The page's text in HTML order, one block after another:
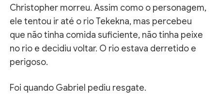
Christopher morreu. Assim como o personagem,
ele tentou ir até o rio Tekekna, mas percebeu
que não tinha comida suficiente, não tinha peixe
no rio e decidiu voltar. O rio estava derretido e
perigoso.
Foi quando Gabriel pediu resgate.